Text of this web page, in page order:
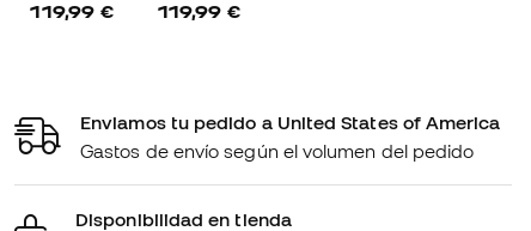
119,99 € 119,99 €
Enviamos tu pedido a United States of America
Gastos de envío según el volumen del pedido
Disponibilidad en tienda